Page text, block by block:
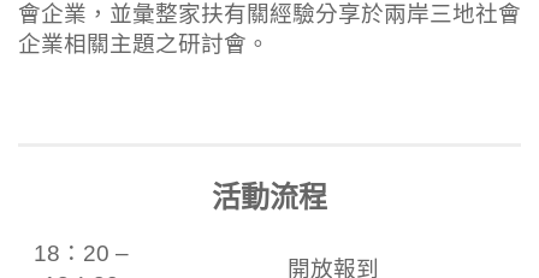
會企業，並彙整家扶有關經驗分享於兩岸三地社會
企業相關主題之研討會。
活動流程
18：20 –
開放報到